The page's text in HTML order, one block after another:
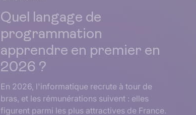
Quel langage de
programmation
apprendre en premier en
2026 ?
En 2026, l'informatique recrute à tour de
bras, et les rémunérations suivent : elles
figurent parmi les plus attractives de France.